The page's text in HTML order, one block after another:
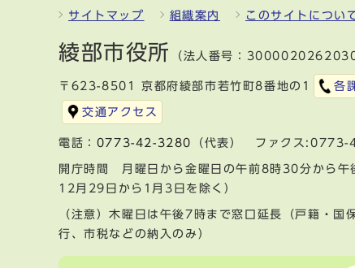
サイトマップ 組織案内 このサイトについ
綾部市役所 （法人番号：3000020262030
〒623-8501 京都府綾部市若竹町8番地の1 各
交通アクセス
電話： 0773-42-3280 （代表） ファクス
開庁時間 月曜日から金曜日の午前8時30分から午
12月29日から1月3日を除く）
（注意）木曜日は午後7時まで窓口延長（戸籍・国
行、市税などの納入のみ）